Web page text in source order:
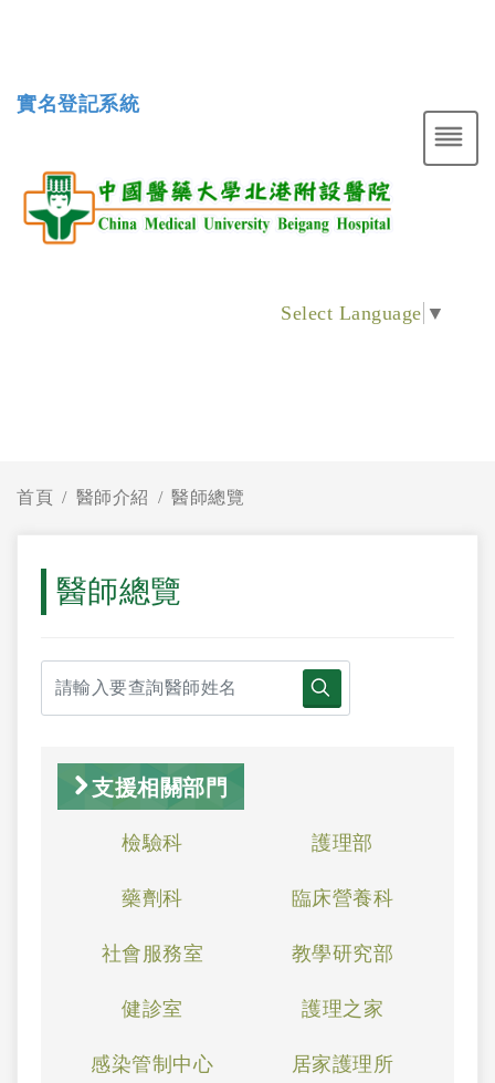
實名登記系統
Select Language ▼
首頁 醫師介紹 醫師總覽
醫師總覽
支援相關部門
檢驗科 護理部
藥劑科 臨床營養科
社會服務室 教學研究部
健診室 護理之家
感染管制中心 居家護理所